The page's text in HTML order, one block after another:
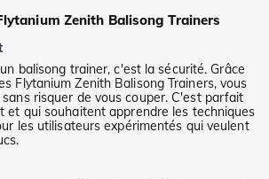
Zenith Balisong Trainers
balisong trainer, c'est la sécurité. Grâce
Flytanium Zenith Balisong Trainers, vous
risquer de vous couper. C'est parfait
et qui souhaitent apprendre les techniques
les utilisateurs expérimentés qui veulent